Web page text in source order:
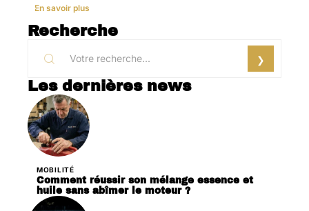
En savoir plus
Recherche
Les dernières news
MOBILITÉ
Comment réussir son mélange essence et
huile sans abîmer le moteur ?